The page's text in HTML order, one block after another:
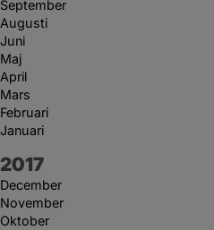
September
Augusti
Juni
Maj
April
Mars
Februari
Januari
År:
2017
December
November
Oktober